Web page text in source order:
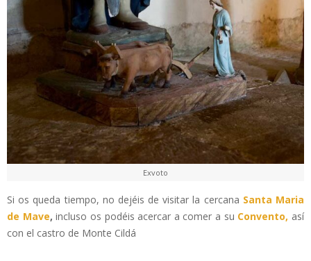
Exvoto
Si os queda tiempo, no dejéis de visitar la cercana Santa Maria
de Mave, incluso os podéis acercar a comer a su Convento, así
con el castro de Monte Cildá